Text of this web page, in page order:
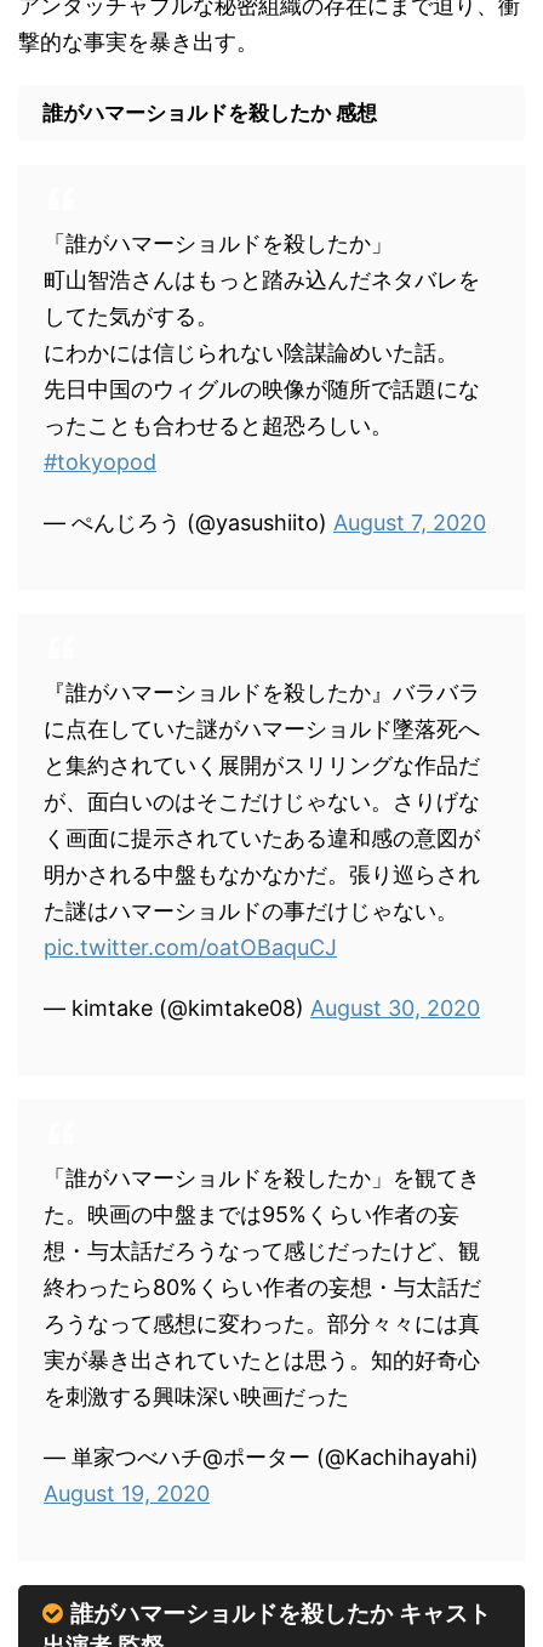
アンタッチャブルな秘密組織の存在にまで迫り、衝
撃的な事実を暴き出す。
誰がハマーショルドを殺したか 感想
「誰がハマーショルドを殺したか」
町山智浩さんはもっと踏み込んだネタバレを
してた気がする。
にわかには信じられない陰謀論めいた話。
先日中国のウィグルの映像が随所で話題にな
ったことも合わせると超恐ろしい。
#tokyopod
— ぺんじろう (@yasushiito) August 7, 2020
『誰がハマーショルドを殺したか』バラバラ
に点在していた謎がハマーショルド墜落死へ
と集約されていく展開がスリリングな作品だ
が、面白いのはそこだけじゃない。さりげな
く画面に提示されていたある違和感の意図が
明かされる中盤もなかなかだ。張り巡らされ
た謎はハマーショルドの事だけじゃない。
pic.twitter.com/oatOBaquCJ
— kimtake (@kimtake08) August 30, 2020
「誰がハマーショルドを殺したか」を観てき
た。映画の中盤までは95%くらい作者の妄
想・与太話だろうなって感じだったけど、観
終わったら80%くらい作者の妄想・与太話だ
ろうなって感想に変わった。部分々々には真
実が暴き出されていたとは思う。知的好奇心
を刺激する興味深い映画だった
— 単家つべハチ@ポーター (@Kachihayahi)
August 19, 2020
誰がハマーショルドを殺したか キャスト